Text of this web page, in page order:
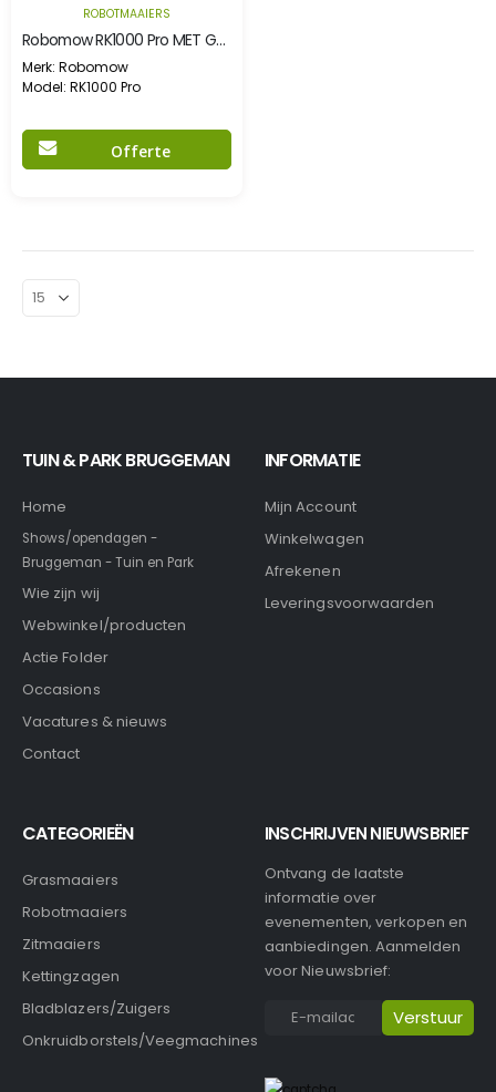
ROBOTMAAIERS
Robomow RK1000 Pro MET GRATIS OVERKAPPING
Merk: Robomow
Model: RK1000 Pro
Offerte
TUIN & PARK BRUGGEMAN
Home
Shows/opendagen -
Bruggeman - Tuin en Park
Wie zijn wij
Webwinkel/producten
Actie Folder
Occasions
Vacatures & nieuws
Contact
INFORMATIE
Mijn Account
Winkelwagen
Afrekenen
Leveringsvoorwaarden
CATEGORIEËN
Grasmaaiers
Robotmaaiers
Zitmaaiers
Kettingzagen
Bladblazers/Zuigers
Onkruidborstels/Veegmachines
INSCHRIJVEN NIEUWSBRIEF
Ontvang de laatste
informatie over
evenementen, verkopen en
aanbiedingen. Aanmelden
voor Nieuwsbrief: